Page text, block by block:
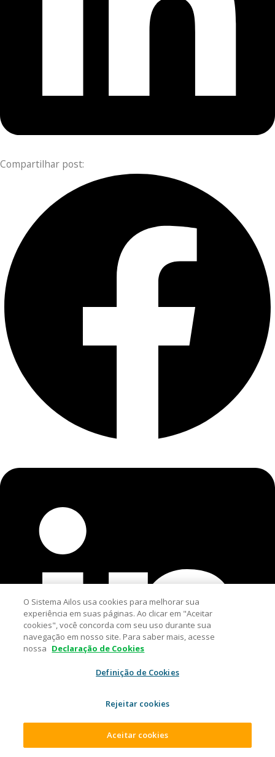
Compartilhar post:
O Sistema Ailos usa cookies para melhorar sua
experiência em suas páginas. Ao clicar em "Aceitar
cookies", você concorda com seu uso durante sua
navegação em nosso site. Para saber mais, acesse
nossa Declaração de Cookies
Definição de Cookies
Rejeitar cookies
Aceitar cookies